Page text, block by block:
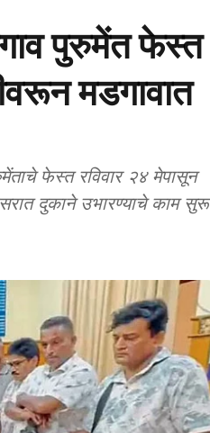
पुरुमेंत फेस्त
मडगावात
फेस्त रविवार २४ मेपासून
दुकाने उभारण्याचे काम सुरू